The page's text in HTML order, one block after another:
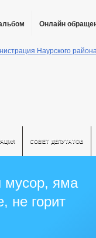
Онлайн
СОВЕТ ДЕПУТАТОВ
мусор, яма
не горит